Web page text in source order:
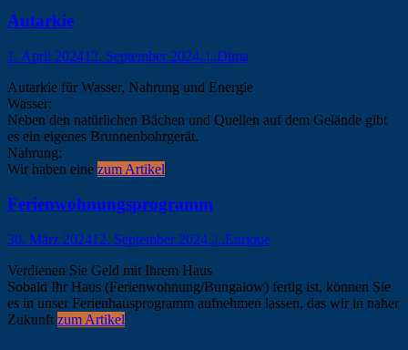
Autarkie
1. April 202412. September 2024..|..Dima
Autarkie für Wasser, Nahrung und Energie
Wasser:
Neben den natürlichen Bächen und Quellen auf dem Gelände gibt
es ein eigenes Brunnenbohrgerät.
Nahrung:
Wir haben eine zum Artikel
Ferienwohnungsprogramm
30. März 202412. September 2024..|..Enrique
Verdienen Sie Geld mit Ihrem Haus
Sobald Ihr Haus (Ferienwohnung/Bungalow) fertig ist, können Sie
es in unser Ferienhausprogramm aufnehmen lassen, das wir in naher
Zukunft zum Artikel